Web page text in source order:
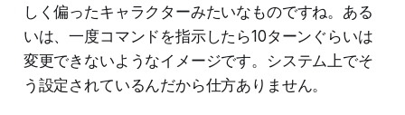
しく偏ったキャラクターみたいなものですね。ある
いは、一度コマンドを指示したら10ターンぐらいは
変更できないようなイメージです。システム上でそ
う設定されているんだから仕方ありません。